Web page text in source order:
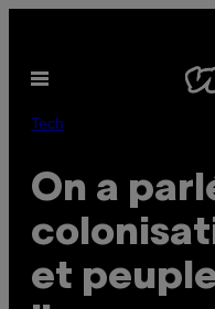
content
Open
Tech
On a
et